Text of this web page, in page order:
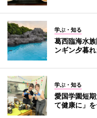
学ぶ・知る
葛西臨海水
ンギン夕暮
学ぶ・知る
愛国学園短
て健康に」